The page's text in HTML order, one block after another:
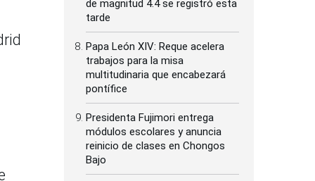
de magnitud 4.4 se registró esta
tarde
Papa León XIV: Reque acelera
trabajos para la misa
multitudinaria que encabezará
pontífice
Presidenta Fujimori entrega
módulos escolares y anuncia
reinicio de clases en Chongos
Bajo